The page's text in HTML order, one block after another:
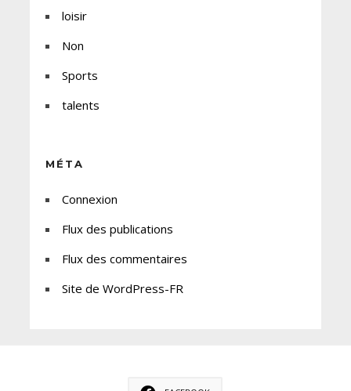
loisir
Non
Sports
talents
MÉTA
Connexion
Flux des publications
Flux des commentaires
Site de WordPress-FR